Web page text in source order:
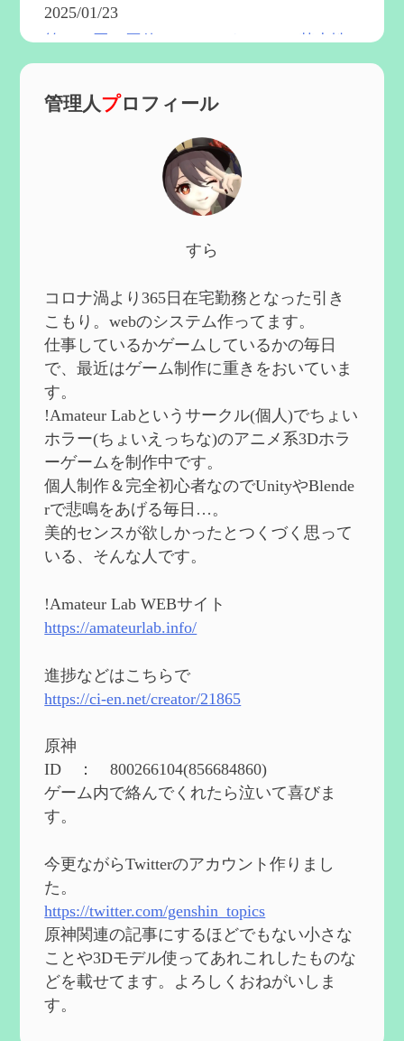
2025/01/23
第５４回 召使(アルレッキーノ)の基本性
第６０回 炎神マーヴィカの性能、探索に
第５９回 アチーブメント「対決者・２」
を作成
第５８回 集敵以外のすべてを持ってしま
ったサポーターシロネンの解説【2凸ま
2024/09/02
第５７回 アチーブメント「対決者・１」
を手に入れたい
を作成
2024/09/02
第５６回 ムアラニの簡易解説と使用感な
ど【0~1凸】
2024/08/11
第５５回 【無凸無モチ】エミリエを使っ
てみた感想を作成
2024/06/26
第４９回 フリーナの簡易性能紹介とテン
ションについての検証を更新
2024/05/12
能と3凸までを更新
2024/05/11
eを3BBB化してみた
2024/04/26
能と3凸まで
2024/04/03
第４８回 ヌヴィレットの性能と凸比較
更新
2024/2/10
能 それぞれの強みなどを作成
2024/2/04
第５２回 璃月精鋭狩ルート【沈玉の谷
編】を作成
2024/1/25
Ultimate Trainerの使い方【RE2】を作成
2024/1/23
管理人プロフィール
すら
コロナ渦より365日在宅勤務となった引き
こもり。webのシステム作ってます。
仕事しているかゲームしているかの毎日
で、最近はゲーム制作に重きをおいていま
す。
!Amateur Labというサークル(個人)でちょい
ホラー(ちょいえっちな)のアニメ系3Dホラ
ーゲームを制作中です。
個人制作＆完全初心者なのでUnityやBlende
rで悲鳴をあげる毎日…。
美的センスが欲しかったとつくづく思って
いる、そんな人です。
!Amateur Lab WEBサイト
https://amateurlab.info/
進捗などはこちらで
https://ci-en.net/creator/21865
原神
ID ： 800266104(856684860)
ゲーム内で絡んでくれたら泣いて喜びま
す。
今更ながらTwitterのアカウント作りまし
た。
https://twitter.com/genshin_topics
原神関連の記事にするほどでもない小さな
ことや3Dモデル使ってあれこれしたものな
どを載せてます。よろしくおねがいしま
す。